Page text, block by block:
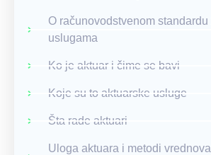
O računovodstvenom
uslugama
Ko je aktuar i čime se bavi
Koje su to aktuarske usluge
Šta rade aktuari
Uloga aktuara i metodi